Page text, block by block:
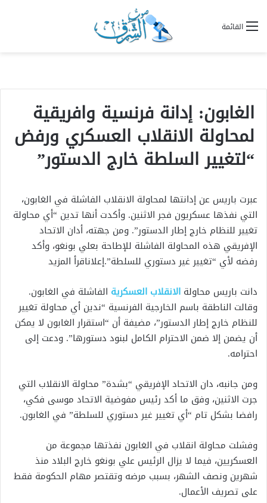
القائمة
الغابون: إدانة فرنسية وافريقية
لمحاولة الانقلاب العسكري ورفض
“لتغيير السلطة خارج الدستور”
عبرت باريس عن إدانتها لمحاولة الانقلاب الفاشلة في الغابون،
التي نفذها عسكريون فجر الاثنين. وأكدت أنها تدين “أي محاولة
تغيير للنظام خارج إطار الدستور”. ومن جهته، أدان الاتحاد
الإفريقي هذه المحاولة الفاشلة للإطاحة بعلي بونغو، وأكد
رفضه لأي “تغيير غير دستوري للسلطة”.إعلاناقرأ المزيد
دانت باريس محاولة الانقلاب العسكرية الفاشلة في الغابون.
وقالت الناطقة باسم الخارجية الفرنسية “ندين أي محاولة تغيير
للنظام خارج إطار الدستور”، مضيفة أن “استقرار الغابون لا يمكن
أن يضمن إلا ضمن الاحترام الكامل لبنود دستورها”. ودعت إلى
احترامه.
ومن جانبه، دان الاتحاد الإفريقي “بشدة” محاولة الانقلاب التي
جرت الاثنين، وفق ما أكد رئيس مفوضية الاتحاد موسى فكي،
رافضا بشكل تام “أي تغيير غير دستوري للسلطة” في الغابون.
وفشلت محاولة انقلاب في الغابون نفذتها مجموعة من
العسكريين، فيما لا يزال الرئيس علي بونغو خارج البلاد منذ
شهرين ونصف الشهر، بسبب مرضه وتقتصر مهام الحكومة فقط
على تصريف الأعمال.